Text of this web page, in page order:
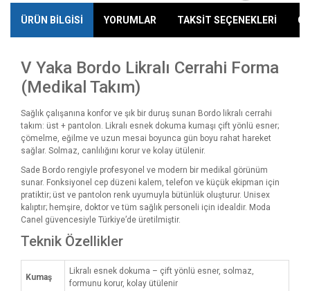
ÜRÜN BİLGİSİ YORUMLAR TAKSİT SEÇENEKLERİ
V Yaka Bordo Likralı Cerrahi Forma
(Medikal Takım)
Sağlık çalışanına konfor ve şık bir duruş sunan Bordo likralı cerrahi
takım: üst + pantolon. Likralı esnek dokuma kumaşı çift yönlü esner;
çömelme, eğilme ve uzun mesai boyunca gün boyu rahat hareket
sağlar. Solmaz, canlılığını korur ve kolay ütülenir.
Sade Bordo rengiyle profesyonel ve modern bir medikal görünüm
sunar. Fonksiyonel cep düzeni kalem, telefon ve küçük ekipman için
pratiktir; üst ve pantolon renk uyumuyla bütünlük oluşturur. Unisex
kalıptır; hemşire, doktor ve tüm sağlık personeli için idealdir. Moda
Canel güvencesiyle Türkiye’de üretilmiştir.
Teknik Özellikler
Kumaş
Likralı esnek dokuma – çift yönlü esner, solmaz,
formunu korur, kolay ütülenir